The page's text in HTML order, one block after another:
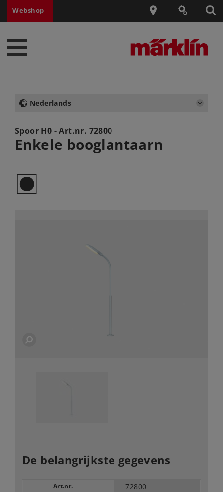
Webshop
Nederlands
Spoor H0 - Art.nr. 72800
Enkele booglantaarn
Q
De belangrijkste gegevens
Art.nr. 72800